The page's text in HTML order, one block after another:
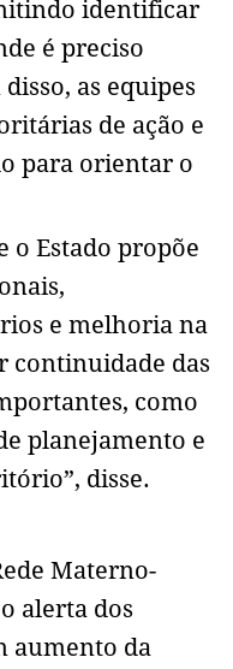
identificar
é preciso
as equipes
de ação e
para orientar o
o Estado propõe
e melhoria na
continuidade das
como
planejamento e
disse.
Materno-
alerta dos
aumento da